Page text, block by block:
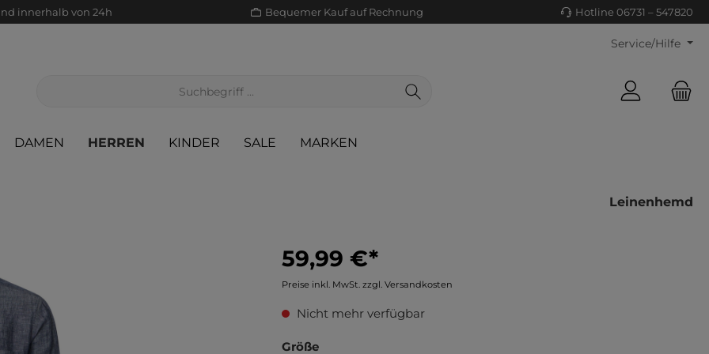
innerhalb von 24h Bequemer Kauf auf Rechnung Hotline 06731 – 547820
Service/Hilfe
DAMEN HERREN KINDER SALE MARKEN
Schals/Tücher
Schuhe
Sakko
Sonstiges
Leinenhemd
59,99 €*
Preise inkl. MwSt. zzgl. Versandkosten
Nicht mehr verfügbar
Größe